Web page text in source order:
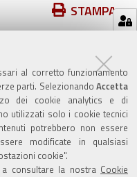
al corretto funzionamento
parti. Selezionando Accetta
dei cookie analytics e di
utilizzati solo i cookie tecnici
potrebbero non essere
modificate in qualsiasi
cookie".
consultare la nostra Cookie
STAMPA
sito